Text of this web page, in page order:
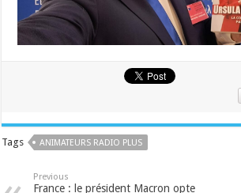
Tags ANIMATEURS RADIO PLUS
Previous
France : le président Macron opte